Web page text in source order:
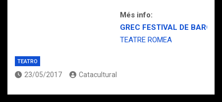
Més info:
GREC FESTIVAL DE
TEATRE ROMEA
TEATRO
23/05/2017 Catacultural